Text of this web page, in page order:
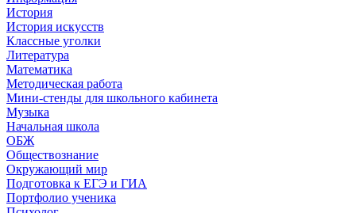
История
История искусств
Классные уголки
Литература
Математика
Методическая работа
Мини-стенды для школьного кабинета
Музыка
Начальная школа
ОБЖ
Обществознание
Окружающий мир
Подготовка к ЕГЭ и ГИА
Портфолио ученика